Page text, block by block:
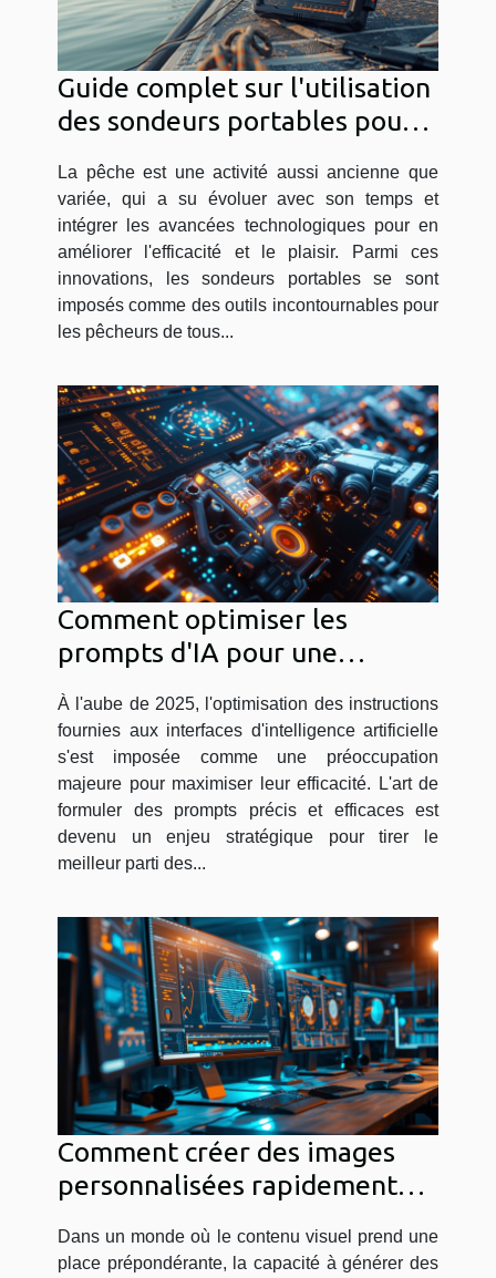
Guide complet sur l'utilisation
des sondeurs portables pour
La pêche est une activité aussi ancienne que
variée, qui a su évoluer avec son temps et
intégrer les avancées technologiques pour en
améliorer l'efficacité et le plaisir. Parmi ces
innovations, les sondeurs portables se sont
imposés comme des outils incontournables pour
les pêcheurs de tous...
Comment optimiser les
prompts d'IA pour une
efficacité maximale en 2025
À l'aube de 2025, l'optimisation des instructions
fournies aux interfaces d'intelligence artificielle
s'est imposée comme une préoccupation
majeure pour maximiser leur efficacité. L'art de
formuler des prompts précis et efficaces est
devenu un enjeu stratégique pour tirer le
meilleur parti des...
Comment créer des images
personnalisées rapidement
Dans un monde où le contenu visuel prend une
place prépondérante, la capacité à générer des